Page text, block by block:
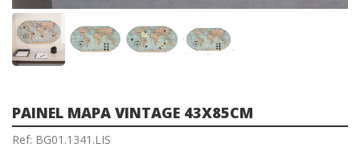
PAINEL MAPA VINTAGE 43X85CM
Ref: BG01.1341.LIS